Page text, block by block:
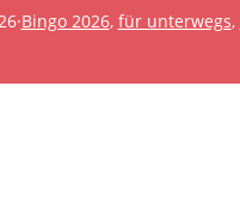
·Bingo 2026, für unterwegs,